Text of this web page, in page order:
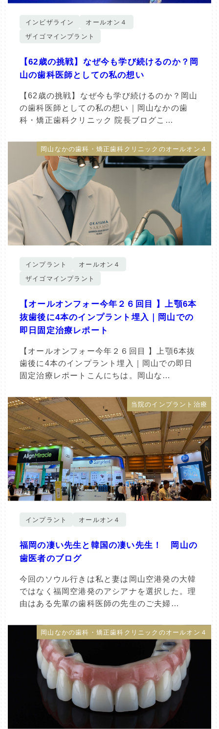
インビザライン
オールオン４
ザイゴマインプラント
【62歳の挑戦】なぜ今も学び続けるのか？岡
山の歯科医師としての私の想い
【62歳の挑戦】なぜ今も学び続けるのか？岡山
の歯科医師としての私の想い｜岡山なかの歯
科・矯正歯科クリニック 院長ブログこ…
岡山なかの歯科・矯正歯科クリニックのオールオン４
インプラント
オールオン４
ザイゴマインプラント
【オールオンフォー今年２６回目 】上顎6本
抜歯後に4本のインプラント埋入｜岡山での
即日固定治療レポート
【オールオンフォー今年２６回目 】上顎6本抜
歯後に4本のインプラント埋入｜岡山での即日
固定治療レポートこんにちは。岡山な…
当院のインプラント治療
インプラント オールオン４
福岡の凄い先生と韓国の凄い先生！ 岡山の
歯医者のブログ
今回のソウル行きは私と妻は岡山空港発の大韓
ではなく福岡空港発のアシアナを選択した。理
由はある先輩の歯科医師の先生のご夫婦…
岡山なかの歯科・矯正歯科クリニックのオールオン４